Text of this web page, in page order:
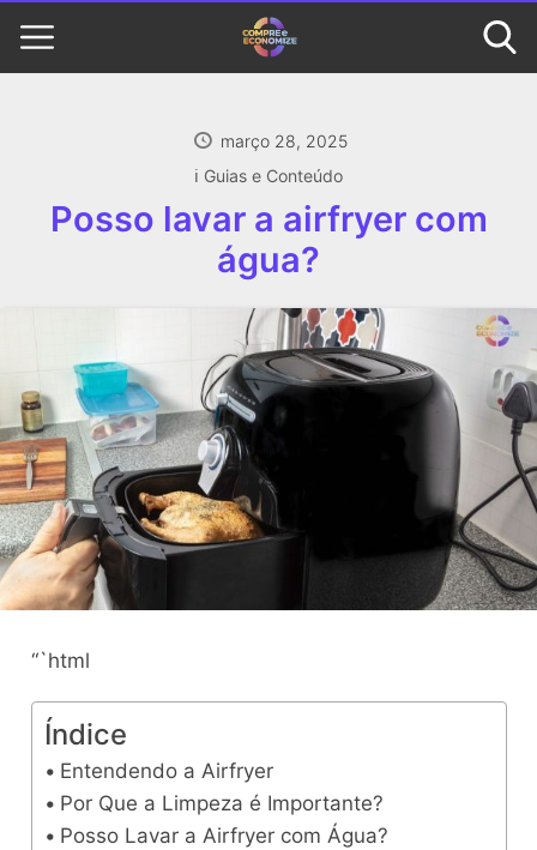
março 28, 2025
ℹ️ Guias e Conteúdo
Posso lavar a airfryer com
água?
“`html
Índice
Entendendo a Airfryer
Por Que a Limpeza é Importante?
Posso Lavar a Airfryer com Água?